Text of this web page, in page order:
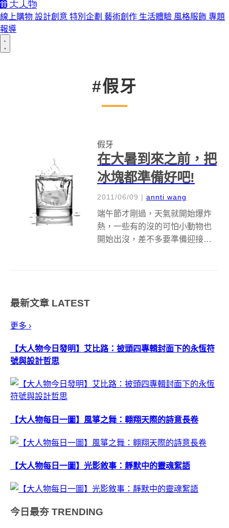
線上購物 設計創意 特別企劃 藝術創作 生活體驗 風格服飾 專題
報導
#假牙
假牙
在大暑到來之前，把
冰塊都準備好吧!
2011/06/09 | annti wang
端午節才剛過，天氣就開始爆炸
熱，一些有的沒的可怕小動物也
開始出沒，差不多要準備迎接天
最新文章 LATEST
更多 ›
【大人物今日發明】艾比路：披頭四專輯封面下的永恆符
號與設計哲思
【大人物每日一圖】風箏之舞：翱翔天際的詩意長卷
【大人物每日一圖】光影敘事：靜默中的靈魂絮語
今日最夯 TRENDING